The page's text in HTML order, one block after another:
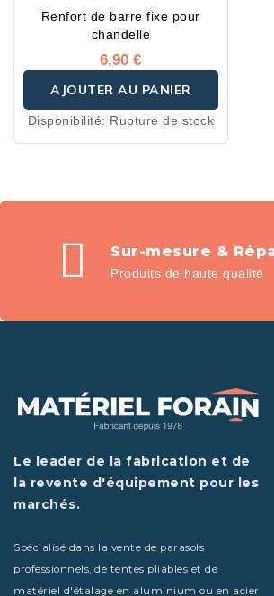
Renfort de barre fixe pour
chandelle
6,90 €
AJOUTER AU PANIER
Disponibilité: Rupture de stock
Sur-mesure &
Produits de haute qualité
Le leader de la fabrication et de
la revente d'équipement pour les
marchés.
Spécialisé dans la vente de parasols
professionnels, de tentes pliables et de
matériel d'étalage en aluminium ou en acier